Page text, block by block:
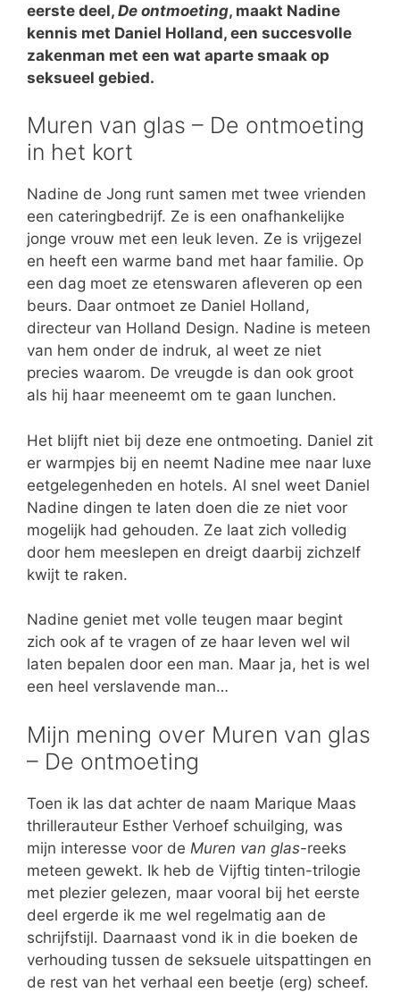
eerste deel, De ontmoeting, maakt Nadine
kennis met Daniel Holland, een succesvolle
zakenman met een wat aparte smaak op
seksueel gebied.
Muren van glas – De ontmoeting
in het kort
Nadine de Jong runt samen met twee vrienden
een cateringbedrijf. Ze is een onafhankelijke
jonge vrouw met een leuk leven. Ze is vrijgezel
en heeft een warme band met haar familie. Op
een dag moet ze etenswaren afleveren op een
beurs. Daar ontmoet ze Daniel Holland,
directeur van Holland Design. Nadine is meteen
van hem onder de indruk, al weet ze niet
precies waarom. De vreugde is dan ook groot
als hij haar meeneemt om te gaan lunchen.
Het blijft niet bij deze ene ontmoeting. Daniel zit
er warmpjes bij en neemt Nadine mee naar luxe
eetgelegenheden en hotels. Al snel weet Daniel
Nadine dingen te laten doen die ze niet voor
mogelijk had gehouden. Ze laat zich volledig
door hem meeslepen en dreigt daarbij zichzelf
kwijt te raken.
Nadine geniet met volle teugen maar begint
zich ook af te vragen of ze haar leven wel wil
laten bepalen door een man. Maar ja, het is wel
een heel verslavende man…
Mijn mening over Muren van glas
– De ontmoeting
Toen ik las dat achter de naam Marique Maas
thrillerauteur Esther Verhoef schuilging, was
mijn interesse voor de Muren van glas-reeks
meteen gewekt. Ik heb de Vijftig tinten-trilogie
met plezier gelezen, maar vooral bij het eerste
deel ergerde ik me wel regelmatig aan de
schrijfstijl. Daarnaast vond ik in die boeken de
verhouding tussen de seksuele uitspattingen en
de rest van het verhaal een beetje (erg) scheef.